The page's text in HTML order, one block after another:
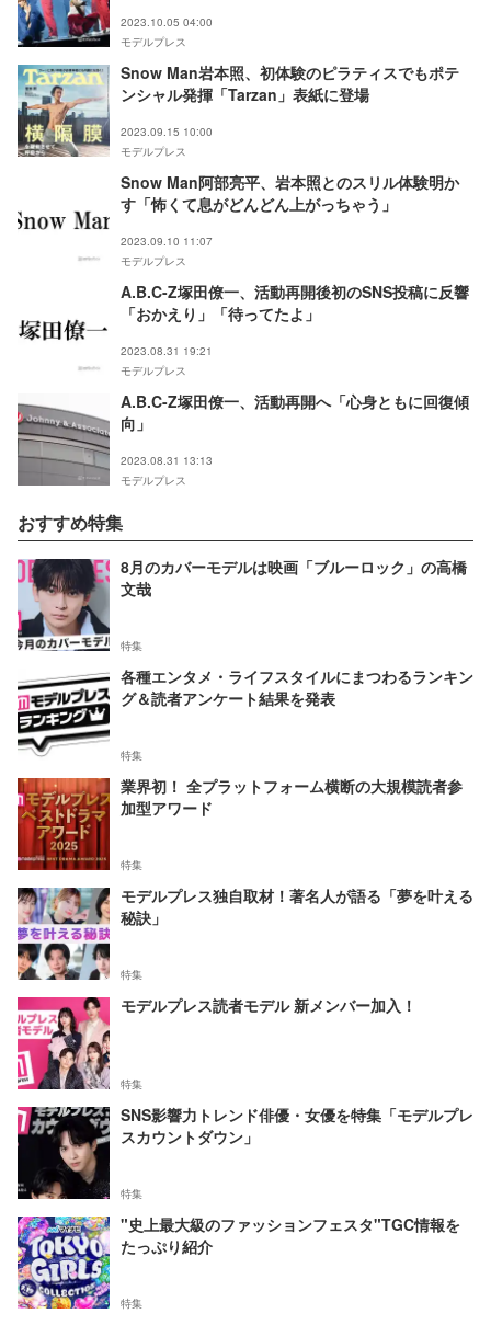
2023.10.05 04:00
モデルプレス
Snow Man岩本照、初体験のピラティスでもポテ
ンシャル発揮「Tarzan」表紙に登場
2023.09.15 10:00
モデルプレス
Snow Man阿部亮平、岩本照とのスリル体験明か
す「怖くて息がどんどん上がっちゃう」
2023.09.10 11:07
モデルプレス
A.B.C-Z塚田僚一、活動再開後初のSNS投稿に反響
「おかえり」「待ってたよ」
2023.08.31 19:21
モデルプレス
A.B.C-Z塚田僚一、活動再開へ「心身ともに回復傾
向」
2023.08.31 13:13
モデルプレス
おすすめ特集
8月のカバーモデルは映画「ブルーロック」の高橋
文哉
特集
各種エンタメ・ライフスタイルにまつわるランキン
グ＆読者アンケート結果を発表
特集
業界初！ 全プラットフォーム横断の大規模読者参
加型アワード
特集
モデルプレス独自取材！著名人が語る「夢を叶える
秘訣」
特集
モデルプレス読者モデル 新メンバー加入！
特集
SNS影響力トレンド俳優・女優を特集「モデルプレ
スカウントダウン」
特集
"史上最大級のファッションフェスタ"TGC情報を
たっぷり紹介
特集